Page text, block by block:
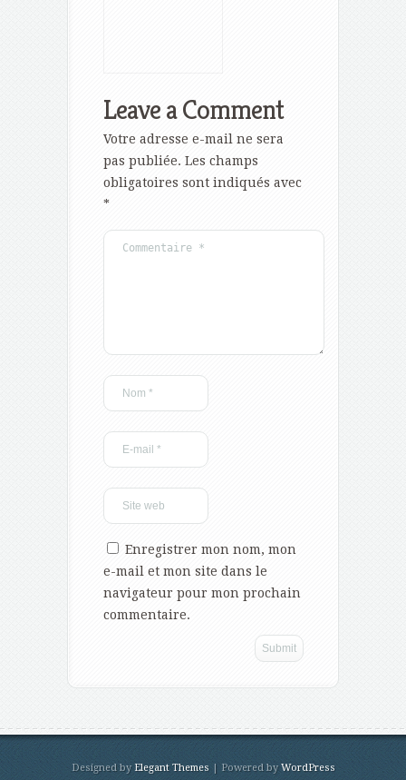
Leave a Comment
Votre adresse e-mail ne sera
pas publiée. Les champs
obligatoires sont indiqués avec
*
Enregistrer mon nom, mon
e-mail et mon site dans le
navigateur pour mon prochain
commentaire.
Designed byElegant Themes| Powered byWordPress